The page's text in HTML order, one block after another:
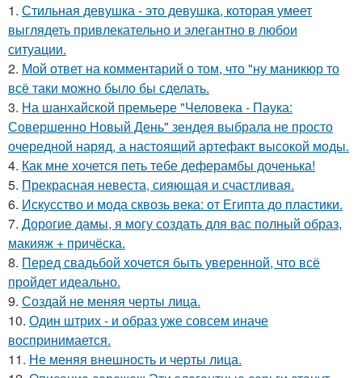
1. Стильная девушка - это девушка, которая умеет
выглядеть привлекательно и элегантно в любои
ситуации.
2. Мой ответ на комментарий о том, что "ну маникюр то
всё таки можно было бы сделать.
3. На шанхайской премьере "Человека - Паука:
Совершенно Новый День" зендея выбрала не просто
очередной наряд, а настоящий артефакт высокой моды.
4. Как мне хочется петь тебе деферамбы доченька!
5. Прекрасная невеста, сияющая и счастливая.
6. Искусство и мода сквозь века: от Египта до пластики.
7. Дорогие дамы, я могу создать для вас полный образ,
макияж + причёска.
8. Перед свадьбой хочется быть уверенной, что всё
пройдет идеально.
9. Создай не меняя черты лица.
10. Один штрих - и образ уже совсем иначе
воспринимается.
11. Не меняя внешность и черты лица.